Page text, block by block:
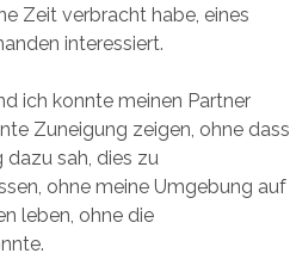
Zeit verbracht habe, eines
interessiert.
ich konnte meinen Partner
Zuneigung zeigen, ohne dass
sah, dies zu
ohne meine Umgebung auf
leben, ohne die